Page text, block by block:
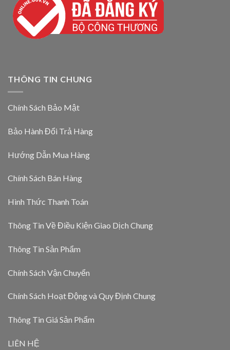
THÔNG TIN CHUNG
Chính Sách Bảo Mật
Bảo Hành Đổi Trả Hàng
Hướng Dẫn Mua Hàng
Chính Sách Bán Hàng
Hình Thức Thanh Toán
Thông Tin Về Điều Kiện Giao Dịch Chung
Thông Tin Sản Phẩm
Chính Sách Vận Chuyển
Chính Sách Hoạt Động và Quy Định Chung
Thông Tin Giá Sản Phẩm
LIÊN HỆ